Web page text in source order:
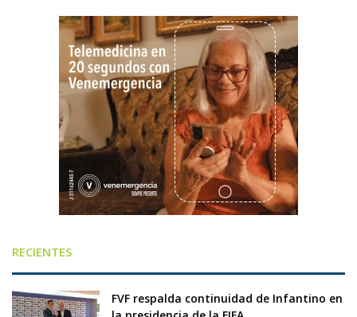
RECIENTES
FVF respalda continuidad de Infantino en